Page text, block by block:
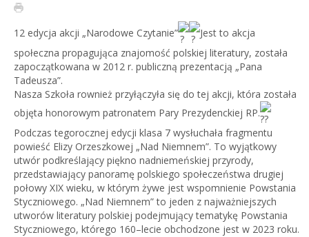
12 edycja akcji „Narodowe Czytanie”
Jest to akcja
społeczna propagująca znajomość polskiej literatury, została
zapoczątkowana w 2012 r. publiczną prezentacją „Pana
Tadeusza”.
Nasza Szkoła rownież przyłączyła się do tej akcji, która została
objęta honorowym patronatem Pary Prezydenckiej RP.
Podczas tegorocznej edycji klasa 7 wysłuchała fragmentu
powieść Elizy Orzeszkowej „Nad Niemnem”. To wyjątkowy
utwór podkreślający piękno nadniemeńskiej przyrody,
przedstawiający panoramę polskiego społeczeństwa drugiej
połowy XIX wieku, w którym żywe jest wspomnienie Powstania
Styczniowego. „Nad Niemnem” to jeden z najważniejszych
utworów literatury polskiej podejmujący tematykę Powstania
Styczniowego, którego 160–lecie obchodzone jest w 2023 roku.